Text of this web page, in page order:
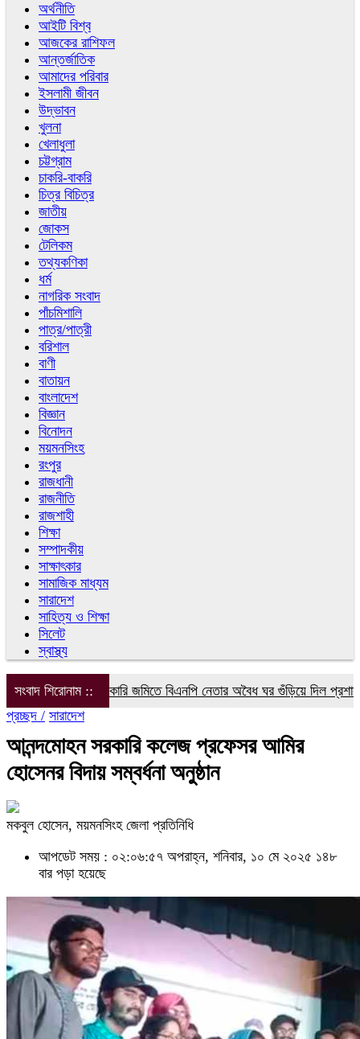
অর্থনীতি
আইটি বিশ্ব
আজকের রাশিফল
আন্তর্জাতিক
আমাদের পরিবার
ইসলামী জীবন
উদ্ভাবন
খুলনা
খেলাধুলা
চট্টগ্রাম
চাকরি-বাকরি
চিত্র বিচিত্র
জাতীয়
জোকস
টেলিকম
তথ্যকণিকা
ধর্ম
নাগরিক সংবাদ
পাঁচমিশালি
পাত্র/পাত্রী
বরিশাল
বাণী
বাতায়ন
বাংলাদেশ
বিজ্ঞান
বিনোদন
ময়মনসিংহ
রংপুর
রাজধানী
রাজনীতি
রাজশাহী
শিক্ষা
সম্পাদকীয়
সাক্ষাৎকার
সামাজিক মাধ্যম
সারাদেশ
সাহিত্য ও শিক্ষা
সিলেট
স্বাস্থ্য
সংবাদ শিরোনাম ::
সরকারি জমিতে বিএনপি নেতার অবৈধ ঘর গুঁড়িয়ে দিল প্রশাসন
প্রচ্ছদ / সারাদেশ
আনন্দমোহন সরকারি কলেজ প্রফেসর আমির
হোসেনর বিদায় সম্বর্ধনা অনুষ্ঠান
মকবুল হোসেন, ময়মনসিংহ জেলা প্রতিনিধি
আপডেট সময় : ০২:০৬:৫৭ অপরাহ্ন, শনিবার, ১০ মে ২০২৫ ১৪৮
বার পড়া হয়েছে